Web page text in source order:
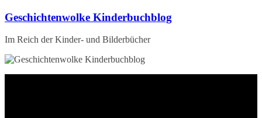
Zum
springen
Geschichtenwolke Kinderbuchblog
Im Reich der Kinder- und Bilderbücher